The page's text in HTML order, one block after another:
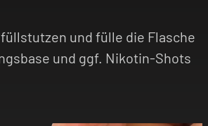
und fülle die Flasche
und ggf. Nikotin-Shots